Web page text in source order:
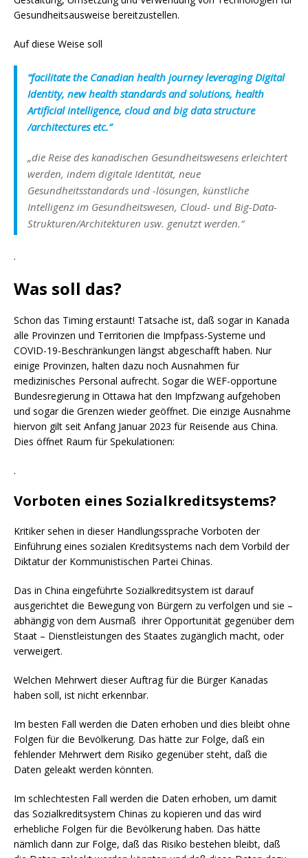
Gesundheitsausweise bereitzustellen.
Auf diese Weise soll
“facilitate the Canadian health journey leveraging Digital
Identity, new health standards and solutions, health
Artificial intelligence, cloud and big data structure
/architectures etc.”
„die Reise des kanadischen Gesundheitswesens erleichtert
werden, indem digitale Identität, neue
Gesundheitsstandards und -lösungen, künstliche
Intelligenz im Gesundheitswesen, Cloud- und Big-Data-
Strukturen/Architekturen usw. genutzt werden.“
.
Was soll das?
Schon das Timing erstaunt! Tatsache ist, daß sogar in Kanada
alle Provinzen und Territorien die Impfpass-Systeme und
COVID-19-Beschränkungen längst abgeschafft haben. Nur
einige Provinzen, halten dazu noch Ausnahmen für
medizinisches Personal aufrecht. Sogar die WEF-opportune
Bundesregierung in Ottawa hat den Impfzwang aufgehoben
und sogar die Grenzen wieder geöffnet. Die einzige Ausnahme
hiervon gilt seit Anfang Januar 2023 für Reisende aus China.
Dies öffnet Raum für Spekulationen:
.
Vorboten eines Sozialkreditsystems?
Kritiker sehen in dieser Handlungssprache Vorboten der
Einführung eines sozialen Kreditsystems nach dem Vorbild der
Diktatur der Kommunistischen Partei Chinas.
Das in China eingeführte Sozialkreditsystem ist darauf
ausgerichtet die Bewegung von Bürgern zu verfolgen und sie –
abhängig von dem Ausmaß ihrer Opportunität gegenüber dem
Staat – Dienstleistungen des Staates zugänglich macht, oder
verweigert.
Welchen Mehrwert dieser Auftrag für die Bürger Kanadas
haben soll, ist nicht erkennbar.
Im besten Fall werden die Daten erhoben und dies bleibt ohne
Folgen für die Bevölkerung. Das hätte zur Folge, daß ein
fehlender Mehrwert dem Risiko gegenüber steht, daß die
Daten geleakt werden könnten.
Im schlechtesten Fall werden die Daten erhoben, um damit
das Sozialkreditsystem Chinas zu kopieren und das wird
erhebliche Folgen für die Bevölkerung haben. Das hätte
nämlich dann zur Folge, daß das Risiko bestehen bleibt, daß